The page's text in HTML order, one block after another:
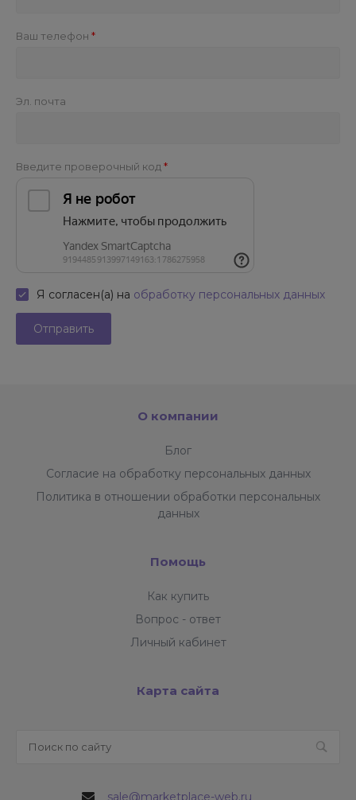
Ваш телефон
Эл. почта
Введите проверочный код
Я согласен(а) на обработку персональных данных
О компании
Блог
Согласие на обработку персональных данных
Политика в отношении обработки персональных
данных
Помощь
Как купить
Вопрос - ответ
Личный кабинет
Карта сайта
sale@marketplace-web.ru